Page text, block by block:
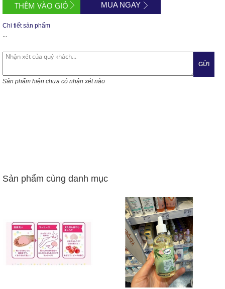
MUA NGAY
Chi tiết sản phẩm
...
GỬI
Sản phẩm hiện chưa có nhận xét nào
Sản phẩm cùng danh mục